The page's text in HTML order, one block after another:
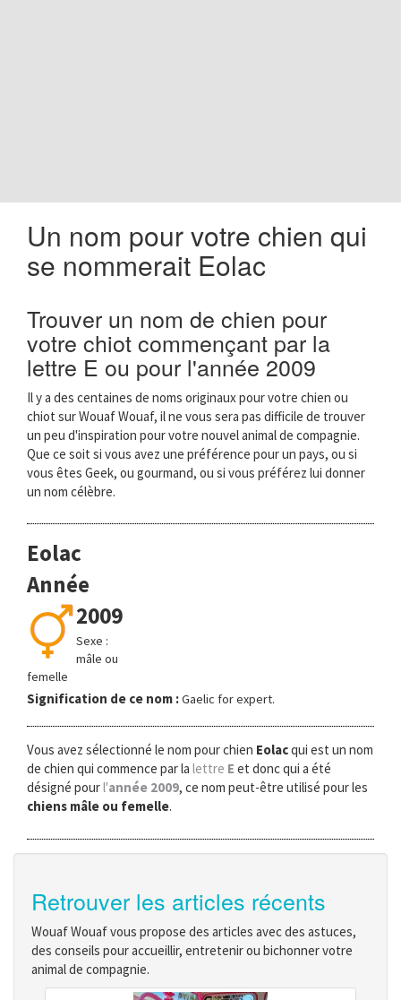
Un nom pour votre chien qui
se nommerait Eolac
Trouver un nom de chien pour
votre chiot commençant par la
lettre E ou pour l'année 2009
Il y a des centaines de noms originaux pour votre chien ou
chiot sur Wouaf Wouaf, il ne vous sera pas difficile de trouver
un peu d'inspiration pour votre nouvel animal de compagnie.
Que ce soit si vous avez une préférence pour un pays, ou si
vous êtes Geek, ou gourmand, ou si vous préférez lui donner
un nom célèbre.
Eolac
Année
2009
Sexe :
mâle ou
femelle
Signification de ce nom :Gaelic for expert.
Vous avez sélectionné le nom pour chien Eolacqui est un nom
de chien qui commence par la lettre E et donc qui a été
désigné pourl'année 2009, ce nom peut-être utilisé pour les
chiens mâle ou femelle.
Retrouver les articles récents
Wouaf Wouaf vous propose des articles avec des astuces,
des conseils pour accueillir, entretenir ou bichonner votre
animal de compagnie.